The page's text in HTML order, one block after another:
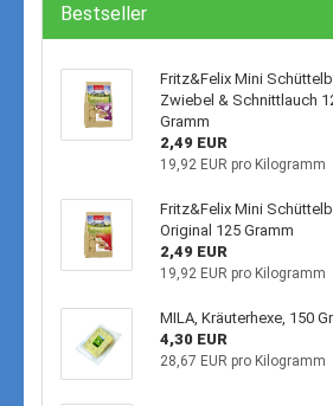
Bestseller
Fritz&Felix Mini
Zwiebel & Schnittlauch
Gramm
2,49 EUR
19,92 EUR pro Kilogramm
Fritz&Felix Mini
Original 125 Gramm
2,49 EUR
19,92 EUR pro Kilogramm
MILA, Kräuterhexe, 150
4,30 EUR
28,67 EUR pro Kilogramm